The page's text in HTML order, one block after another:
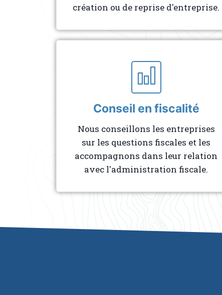
création ou de reprise d'entreprise.
Conseil en fiscalité
Nous conseillons les entreprises
sur les questions fiscales et les
accompagnons dans leur relation
avec l'administration fiscale.